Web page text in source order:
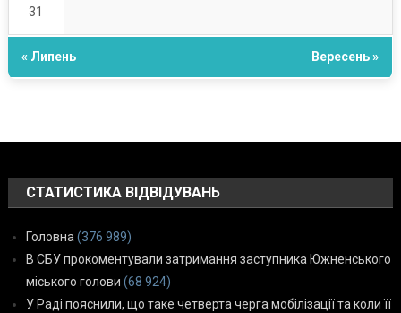
31
« Липень Вересень »
СТАТИСТИКА ВІДВІДУВАНЬ
Головна (376 989)
В СБУ прокоментували затримання заступника Южненського
міського голови (68 924)
У Раді пояснили, що таке четверта черга мобілізації та коли її